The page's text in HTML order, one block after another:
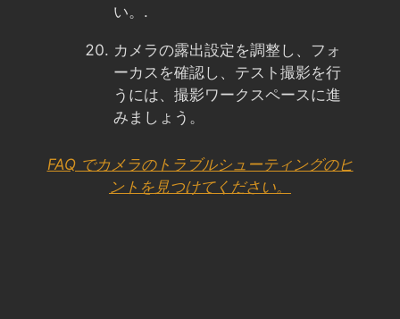
い。.
カメラの露出設定を調整し、フォ
ーカスを確認し、テスト撮影を行
うには、撮影ワークスペースに進
みましょう。
FAQ でカメラのトラブルシューティングのヒ
ントを見つけてください。